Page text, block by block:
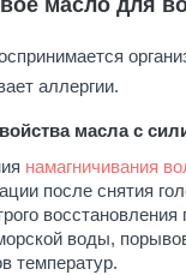
масло для
аллергии.
масла с
намагничивания
после снятия
восстановления
воды,
температур.